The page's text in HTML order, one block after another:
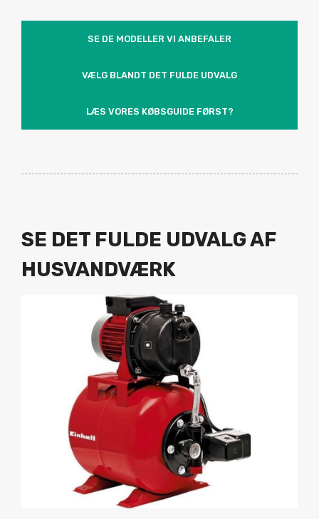
SE DE MODELLER VI ANBEFALER
VÆLG BLANDT DET FULDE UDVALG
LÆS VORES KØBSGUIDE FØRST?
SE DET FULDE UDVALG AF
HUSVANDVÆRK